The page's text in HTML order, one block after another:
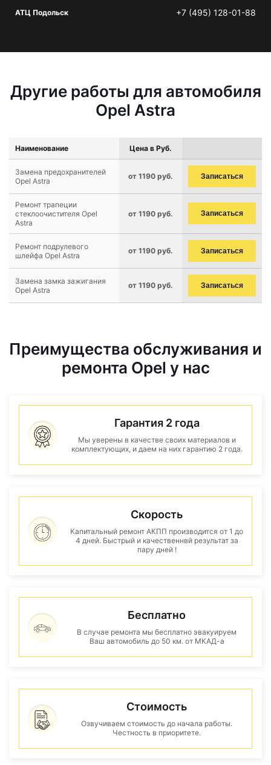
АТЦ Подольск +7 (495) 128-01-88
Другие работы для автомобиля
Opel Astra
Наименование Цена в Руб.
Замена предохранителей
Opel Astra
от 1190 руб. Записаться
Ремонт трапеции
стеклоочистителя Opel
Astra
от 1190 руб. Записаться
Ремонт подрулевого
шлейфа Opel Astra
от 1190 руб. Записаться
Замена замка зажигания
Opel Astra
от 1190 руб. Записаться
Преимущества обслуживания и
ремонта Opel у нас
Гарантия 2 года
Мы уверены в качестве своих материалов и
комплектующих, и даем на них гарантию 2 года.
Скорость
Капитальный ремонт АКПП производится от 1 до
4 дней. Быстрый и качественнвй результат за
пару дней !
Бесплатно
В случае ремонта мы бесплатно эвакуируем
Ваш автомобиль до 50 км. от МКАД-а
Стоимость
Озвучиваем стоимость до начала работы.
Честность в приоритете.